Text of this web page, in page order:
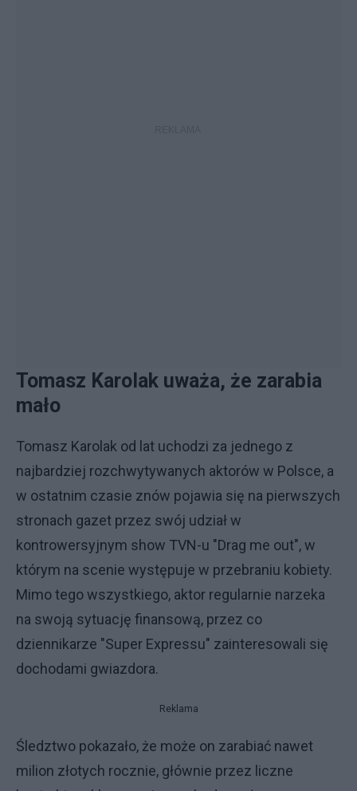
Tomasz Karolak uważa, że zarabia
mało
Tomasz Karolak od lat uchodzi za jednego z
najbardziej rozchwytywanych aktorów w Polsce, a
w ostatnim czasie znów pojawia się na pierwszych
stronach gazet przez swój udział w
kontrowersyjnym show TVN-u "Drag me out", w
którym na scenie występuje w przebraniu kobiety.
Mimo tego wszystkiego, aktor regularnie narzeka
na swoją sytuację finansową, przez co
dziennikarze "Super Expressu" zainteresowali się
dochodami gwiazdora.
Reklama
Śledztwo pokazało, że może on zarabiać nawet
milion złotych rocznie, głównie przez liczne